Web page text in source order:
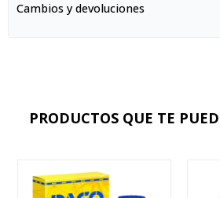
Cambios y devoluciones
PRODUCTOS QUE TE